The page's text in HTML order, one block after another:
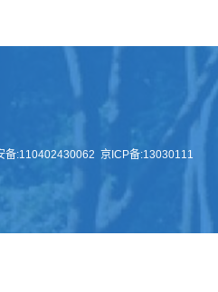
备:110402430062 京ICP备:13030111